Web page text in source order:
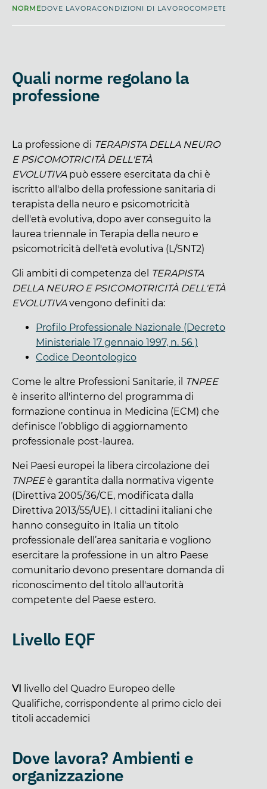
NORMEDOVE LAVORACONDIZIONI DI LAVOROCOMPETENZE
Quali norme regolano la
professione
La professione di TERAPISTA DELLA NEURO
E PSICOMOTRICITÀ DELL'ETÀ
EVOLUTIVApuò essere esercitata da chi è
iscritto all'albo della professione sanitaria di
terapista della neuro e psicomotricità
dell'età evolutiva, dopo aver conseguito la
laurea triennale in Terapia della neuro e
psicomotricità dell'età evolutiva (L/SNT2)
Gli ambiti di competenza del TERAPISTA
DELLA NEURO E PSICOMOTRICITÀ DELL'ETÀ
EVOLUTIVAvengono definiti da:
Profilo Professionale Nazionale (Decreto
Ministeriale 17 gennaio 1997, n. 56 )
Codice Deontologico
Come le altre Professioni Sanitarie, il TNPEE
è inserito all'interno del programma di
formazione continua in Medicina (ECM) che
definisce l’obbligo di aggiornamento
professionale post-laurea.
Nei Paesi europei la libera circolazione dei
TNPEEè garantita dalla normativa vigente
(Direttiva 2005/36/CE, modificata dalla
Direttiva 2013/55/UE). I cittadini italiani che
hanno conseguito in Italia un titolo
professionale dell’area sanitaria e vogliono
esercitare la professione in un altro Paese
comunitario devono presentare domanda di
riconoscimento del titolo all'autorità
competente del Paese estero.
Livello EQF
VI livello del Quadro Europeo delle
Qualifiche, corrispondente al primo ciclo dei
titoli accademici
Dove lavora? Ambienti e
organizzazione